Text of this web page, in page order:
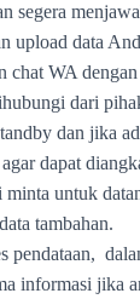
segera
upload data
chat WA
dari
dan jika
dapat
minta untuk
tambahan.
pendataan,
informasi jika